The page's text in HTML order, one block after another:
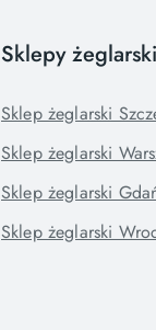
Sklepy
Sklep żeglarski
Sklep żeglarski
Sklep żeglarski
Sklep żeglarski